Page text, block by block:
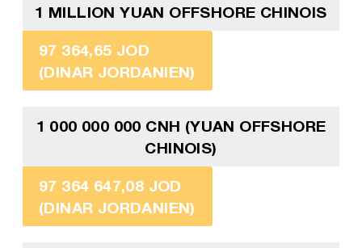
1 MILLION YUAN OFFSHORE CHINOIS
97 364,65 JOD
(DINAR JORDANIEN)
1 000 000 000 CNH (YUAN OFFSHORE
CHINOIS)
97 364 647,08 JOD
(DINAR JORDANIEN)